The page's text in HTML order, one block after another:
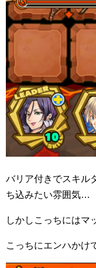
バリア付きでスキル
ち込みたい雰囲気…
しかしこっちにはマ
こっちにエンハかけ